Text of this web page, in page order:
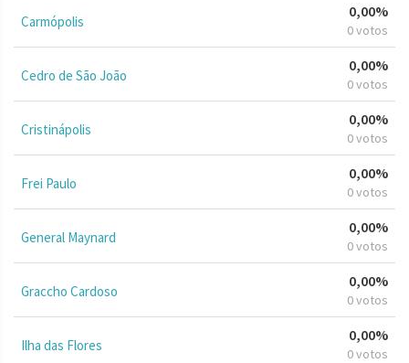
Carmópolis
0,00%
0 votos
Cedro de São João
0,00%
0 votos
Cristinápolis
0,00%
0 votos
Frei Paulo
0,00%
0 votos
General Maynard
0,00%
0 votos
Graccho Cardoso
0,00%
0 votos
Ilha das Flores
0,00%
0 votos